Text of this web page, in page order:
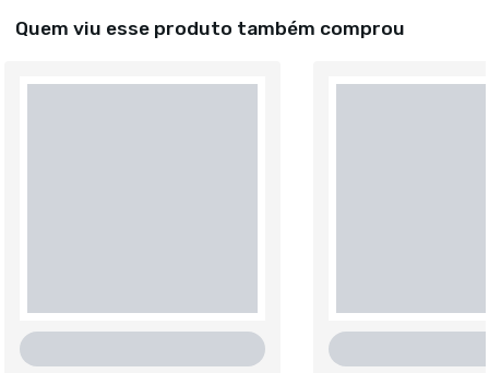
Quem viu esse produto também comprou